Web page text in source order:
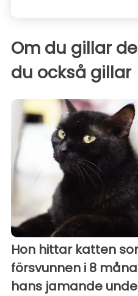
Om du gillar
du också gillar
Hon hittar katten
försvunnen i 8
hans jamande